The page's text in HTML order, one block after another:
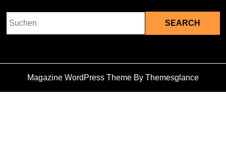
Magazine WordPress Theme By Themesglance